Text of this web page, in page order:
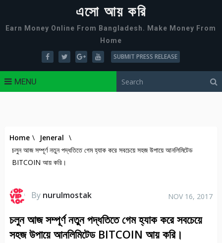
এসো আয় করি
Earn Money Online From Bangladesh. Make Money From
Home
SUBMIT PRESS RELEASE
MENU
Home \ Jeneral \
চলুন আজ সম্পূর্ণ নতুন পদ্ধতিতে গেম হ্যাক করে সবচেয়ে সহজ উপায়ে আনলিমিটেড
BITCOIN আয় করি।
By nurulmostak NOV 16, 2017
চলুন আজ সম্পূর্ণ নতুন পদ্ধতিতে গেম হ্যাক করে সবচেয়ে
সহজ উপায়ে আনলিমিটেড BITCOIN আয় করি।